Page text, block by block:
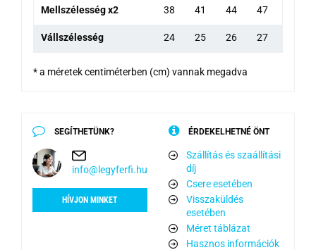
Mellszélesség x2 38 41 44 47
Vállszélesség 24 25 26 27
* a méretek centiméterben (cm) vannak megadva
SEGÍTHETÜNK?
info@legyferfi.hu
HÍVJON MINKET
ÉRDEKELHETNÉ ÖNT
Szállítás és szaállítási
díj
Csere esetében
Visszaküldés
esetében
Méret táblázat
Hasznos információk